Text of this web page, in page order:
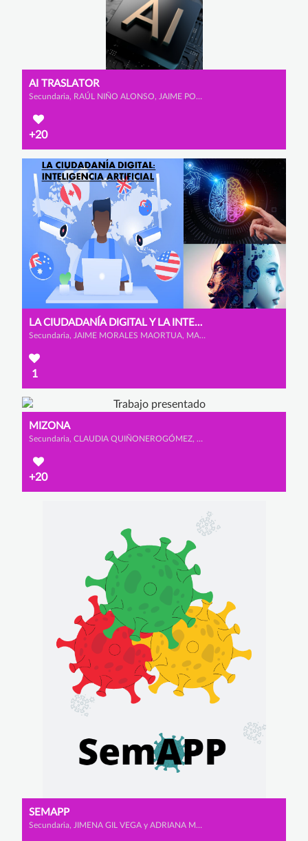
AI TRASLATOR
Secundaria, RAÚL NIÑO ALONSO, JAIME POMBO CARAMÉ y TEO SENFTLEBEN
+20
LA CIUDADANÍA DIGITAL Y LA INTELIGENCIA ARTIFICIAL
Secundaria, JAIME MORALES MAORTUA, MARIO MARCOS MATEOS y ÁLVARO GONZÁLEZ BENITO
1
MIZONA
Secundaria, CLAUDIA QUIÑONEROGÓMEZ, MACARENA CANO CALDERÓN y SOFÍA GONZÁLEZ OLMEDO
+20
SEMAPP
Secundaria, JIMENA GIL VEGA y ADRIANA MORALES REDONDO